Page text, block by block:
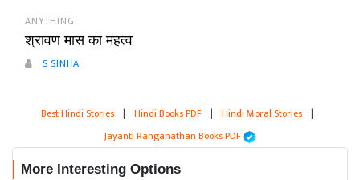
ANYTHING
श्रावण मास का महत्व
S SINHA
Best Hindi Stories | Hindi Books PDF | Hindi Moral Stories |
Jayanti Ranganathan Books PDF
More Interesting Options